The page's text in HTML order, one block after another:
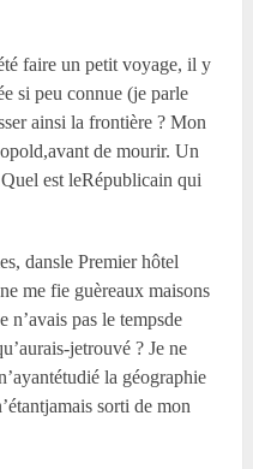
faire un petit voyage, il y
si peu connue (je parle
ainsi la frontière ? Mon
de mourir. Un
est leRépublicain qui
dansle Premier hôtel
me fie guèreaux maisons
n’avais pas le tempsde
jetrouvé ? Je ne
la géographie
sorti de mon